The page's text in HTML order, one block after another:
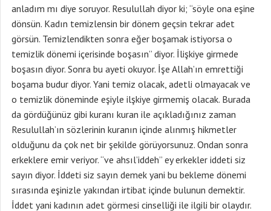
anladım mı diye soruyor. Resulullah diyor ki; “söyle ona eşine
dönsün. Kadın temizlensin bir dönem geçsin tekrar adet
görsün. Temizlendikten sonra eğer boşamak istiyorsa o
temizlik dönemi içerisinde boşasın” diyor. İlişkiye girmede
boşasın diyor. Sonra bu ayeti okuyor. İşe Allah’ın emrettiği
boşama budur diyor. Yani temiz olacak, adetli olmayacak ve
o temizlik döneminde eşiyle ilşkiye girmemiş olacak. Burada
da gördüğünüz gibi kuranı kuran ile açıkladığınız zaman
Resulullah’ın sözlerinin kuranın içinde alınmış hikmetler
olduğunu da çok net bir şekilde görüyorsunuz. Ondan sonra
erkeklere emir veriyor. “ve ahsıl’iddeh” ey erkekler iddeti siz
sayın diyor. İddeti siz sayın demek yani bu bekleme dönemi
sırasında eşinizle yakından irtibat içinde bulunun demektir.
İddet yani kadının adet görmesi cinselliği ile ilgili bir olaydır.